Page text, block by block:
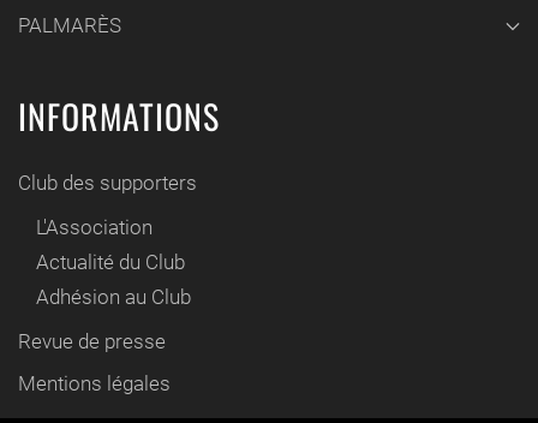
PALMARÈS
INFORMATIONS
Club des supporters
L'Association
Actualité du Club
Adhésion au Club
Revue de presse
Mentions légales